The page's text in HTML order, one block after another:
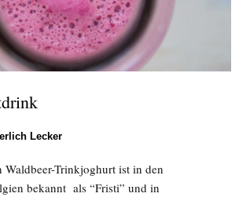
Lecker
Waldbeer-Trinkjoghurt ist in den
bekannt als “Fristi” und in